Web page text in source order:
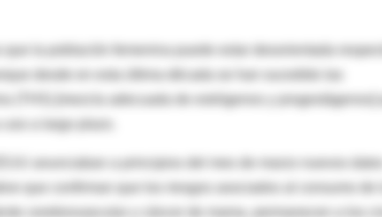
desde en esta última década se han sucedido las
(THS) [mezcla adecuada de estrógenos y progestágenos]
a largo plazo.
que confirman que los riesgos asociados al consumo de